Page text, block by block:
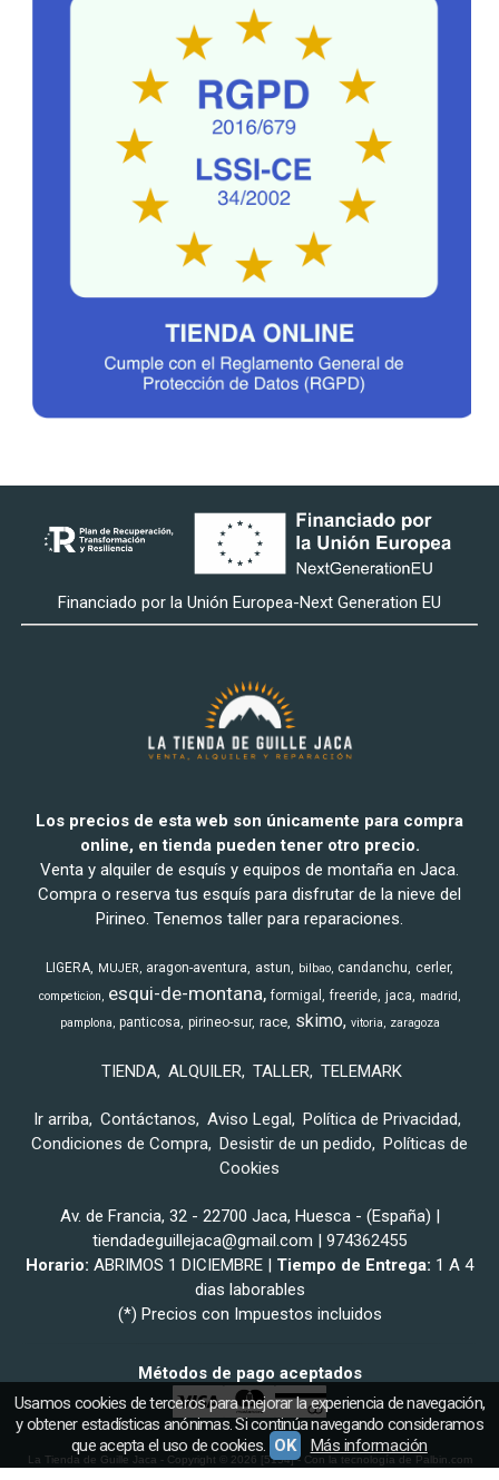
Financiado por la Unión Europea-Next Generation EU
Los precios de esta web son únicamente para compra
online, en tienda pueden tener otro precio.
Venta y alquiler de esquís y equipos de montaña en Jaca.
Compra o reserva tus esquís para disfrutar de la nieve del
Pirineo. Tenemos taller para reparaciones.
LIGERA MUJER aragon-aventura astun bilbao candanchu cerler
competicion esqui-de-montana formigal freeride jaca
madrid
pamplona panticosa pirineo-sur race skimo vitoria zaragoza
TIENDA ALQUILER TALLER TELEMARK
Ir arriba Contáctanos Aviso Legal
Política de Privacidad
Condiciones de Compra Desistir de un pedido
Políticas de
Cookies
Av. de Francia, 32 - 22700 Jaca, Huesca - (España) |
tiendadeguillejaca@gmail.com | 974362455
Horario: ABRIMOS 1 DICIEMBRE | Tiempo de Entrega: 1 A 4
dias laborables
(*) Precios con Impuestos incluidos
Métodos de pago aceptados
La Tienda de Guille Jaca - Copyright © 2026 [5154] - Con la tecnología de Palbin.com
Usamos cookies de terceros para mejorar la experiencia de navegación,
y obtener estadísticas anónimas. Si continúa navegando consideramos
que acepta el uso de cookies. OK Más información